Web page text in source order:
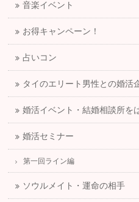
音楽イベント
お得キャンペーン！
占いコン
タイのエリート男性との婚活
婚活イベント・結婚相談所を
婚活セミナー
第一回ライン編
ソウルメイト・運命の相手